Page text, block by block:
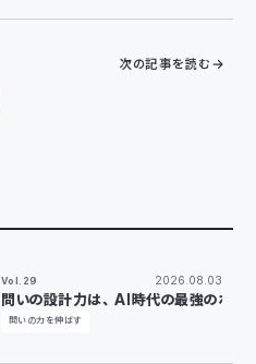
次の記事を読む
Vol.29 2026.08.03
問いの設計力は、AI時代の最強のポー
問いの力を伸ばす